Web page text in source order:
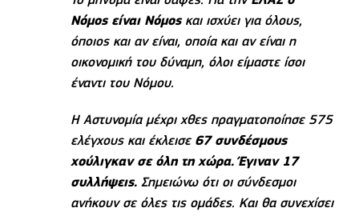
Νόμος είναι Νόμοςκαι ισχύει για όλους,
όποιος και αν είναι, οποία και αν είναι η
οικονομική του δύναμη, όλοι είμαστε ίσοι
έναντι του Νόμου.
Η Αστυνομία μέχρι χθες πραγματοποίησε 575
ελέγχους και έκλεισε 67 συνδέσμους
χούλιγκαν σε όλη τη χώρα. Έγιναν 17
συλλήψεις.Σημειώνω ότι οι σύνδεσμοι
ανήκουν σε όλες τις ομάδες. Και θα συνεχίσει